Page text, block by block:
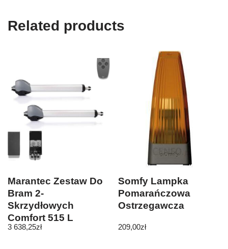
Related products
Marantec Zestaw Do
Bram 2-
Skrzydłowych
Comfort 515 L
(83064)
3 638,25zł
Somfy Lampka
Pomarańczowa
Ostrzegawcza
209,00zł